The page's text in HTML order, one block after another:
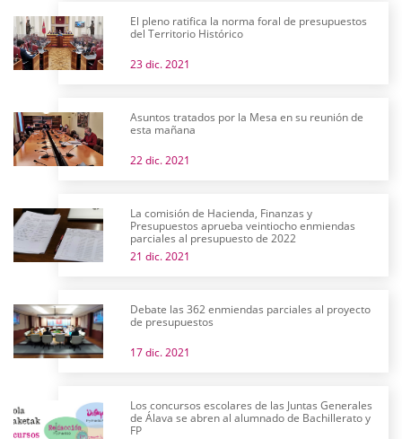
El pleno ratifica la norma foral de presupuestos
del Territorio Histórico
23 dic. 2021
Asuntos tratados por la Mesa en su reunión de
esta mañana
22 dic. 2021
La comisión de Hacienda, Finanzas y
Presupuestos aprueba veintiocho enmiendas
parciales al presupuesto de 2022
21 dic. 2021
Debate las 362 enmiendas parciales al proyecto
de presupuestos
17 dic. 2021
Los concursos escolares de las Juntas Generales
de Álava se abren al alumnado de Bachillerato y
FP